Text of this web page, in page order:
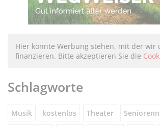
Hier könnte Werbung stehen, mit der wir
finanzieren. Bitte akzeptieren Sie die
Schlagworte
Musik kostenlos Theater